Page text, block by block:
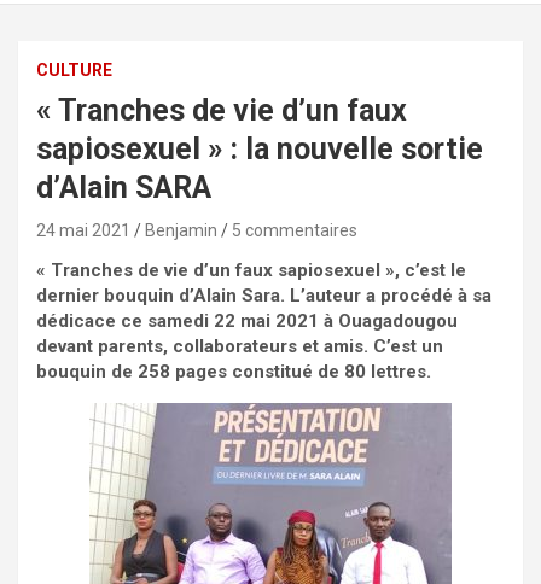
CULTURE
« Tranches de vie d’un faux
sapiosexuel » : la nouvelle sortie
d’Alain SARA
24 mai 2021 Benjamin 5 commentaires
« Tranches de vie d’un faux sapiosexuel », c’est le
dernier bouquin d’Alain Sara. L’auteur a procédé à sa
dédicace ce samedi 22 mai 2021 à Ouagadougou
devant parents, collaborateurs et amis. C’est un
bouquin de 258 pages constitué de 80 lettres.